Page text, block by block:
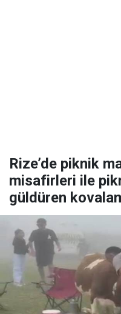
Rize’de piknik
misafirleri ile
güldüren